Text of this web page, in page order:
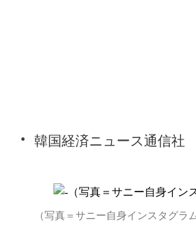
韓国経済ニュース通信社
（写真＝サニー自身インスタグラム